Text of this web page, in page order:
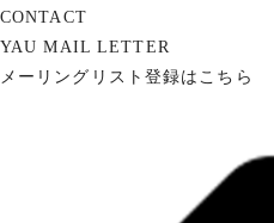
CONTACT
YAU MAIL LETTER
メーリングリスト登録はこちら